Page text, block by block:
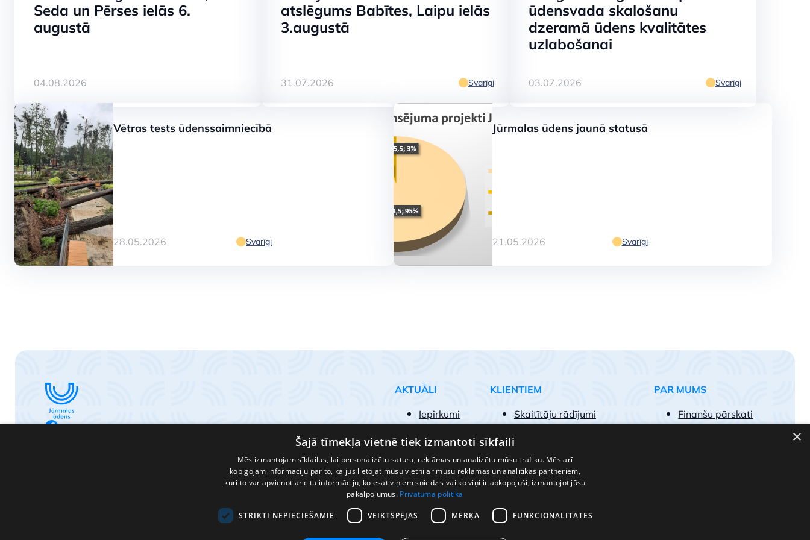
Kauguros augustā turpinās ūdensvada
skalošanu dzeramā ūdens kvalitātes
uzlabošanai
SKATĪT
SKATĪT
Seda un Pērses ielās 6.
augustā
04.08.2026
atslēgums Babītes, Laipu ielās
3.augustā
31.07.2026 Svarīgi
ūdensvada skalošanu
dzeramā ūdens kvalitātes
uzlabošanai
03.07.2026 Svarīgi
Vētras tests ūdenssaimniecībā
28.05.2026 Svarīgi
Jūrmalas ūdens jaunā statusā
21.05.2026 Svarīgi
AKTUĀLI
Iepirkumi
KLIENTIEM
Skaitītāju rādījumi
Biežāk uzdotie jautājumi
Pakalpojumu tarifi
Kā kļūt par klientu
PAR MUMS
Finanšu pārskati
×
Šajā tīmekļa vietnē tiek izmantoti sīkfaili
Mēs izmantojam sīkfailus, lai personalizētu saturu, reklāmas un analizētu mūsu trafiku. Mēs arī
kopīgojam informāciju par to, kā jūs lietojat mūsu vietni ar mūsu reklāmas un analītikas partneriem,
kuri to var apvienot ar citu informāciju, ko esat viņiem sniedzis vai ko viņi ir apkopojuši, izmantojot jūsu
pakalpojumus. Privātuma politika
STRIKTI NEPIECIEŠAMIE VEIKTSPĒJAS MĒRĶA FUNKCIONALITĀTES